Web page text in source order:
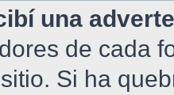
una
de cada
Si ha